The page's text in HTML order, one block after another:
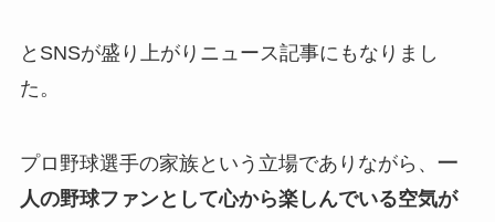
とSNSが盛り上がりニュース記事にもなりまし
た。
プロ野球選手の家族という立場でありながら、 一
人の野球ファンとして心から楽しんでいる空気が